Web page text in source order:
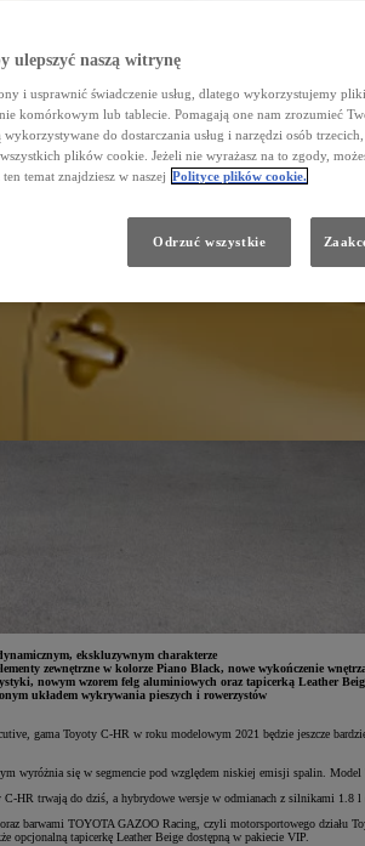
ekskluzywnym charakterze
zewnętrzne w kolorze Piano Black, nowe wykończenie
nowym wzorem felg aluminiowych oraz tapicerką Leather
układem wykrywania pieszych i rowerzystów
gama Toyoty C-HR w roku modelowym 2021 będzie jeszcze
się w segmencie pod względem niskiej emisji spalin. Model
HR trwają do dziś, a hybrydowe wersje w odmianach z silnikami
TOYOTA GAZOO Racing, czyli motorsportowego działu
tapicerkę Leather Beige dostępną w pakiecie VIP.
ulepszyć naszą witrynę
i usprawnić świadczenie usług, dlatego wykorzystujemy
komórkowym lub tablecie. Pomagają one nam zrozumieć
do dostarczania usług i narzędzi osób trzecich,
plików cookie. Jeżeli nie wyrażasz na to zgody,
temat znajdziesz w naszej Polityce plików cookie.
Odrzuć wszystkie